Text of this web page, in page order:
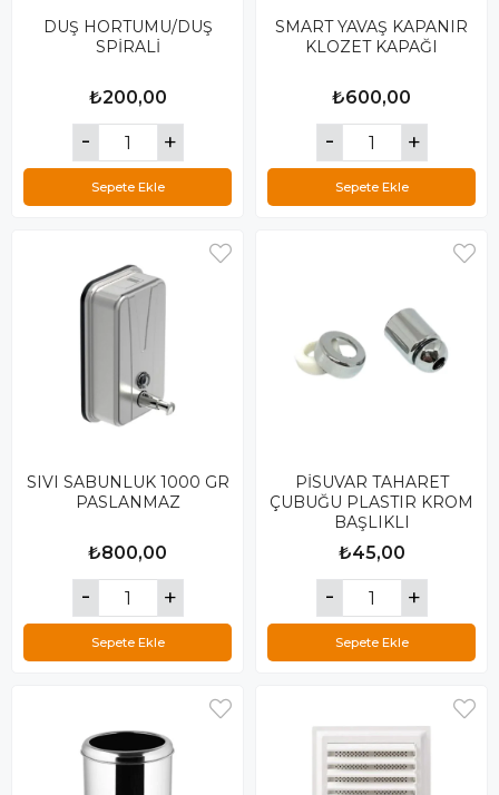
DUŞ HORTUMU/DUŞ
SPİRALİ
₺200,00
Sepete Ekle
SMART YAVAŞ KAPANIR
KLOZET KAPAĞI
₺600,00
Sepete Ekle
SIVI SABUNLUK 1000 GR
PASLANMAZ
₺800,00
Sepete Ekle
PİSUVAR TAHARET
ÇUBUĞU PLASTIR KROM
BAŞLIKLI
₺45,00
Sepete Ekle